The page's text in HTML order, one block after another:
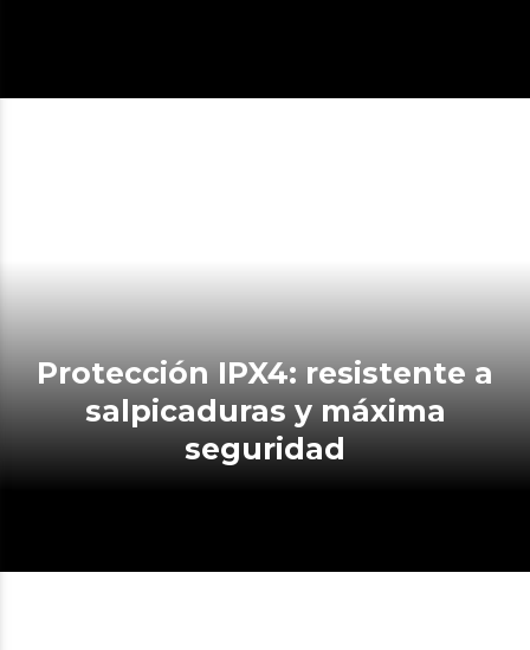
Protección IPX4: resistente a
salpicaduras y máxima
seguridad